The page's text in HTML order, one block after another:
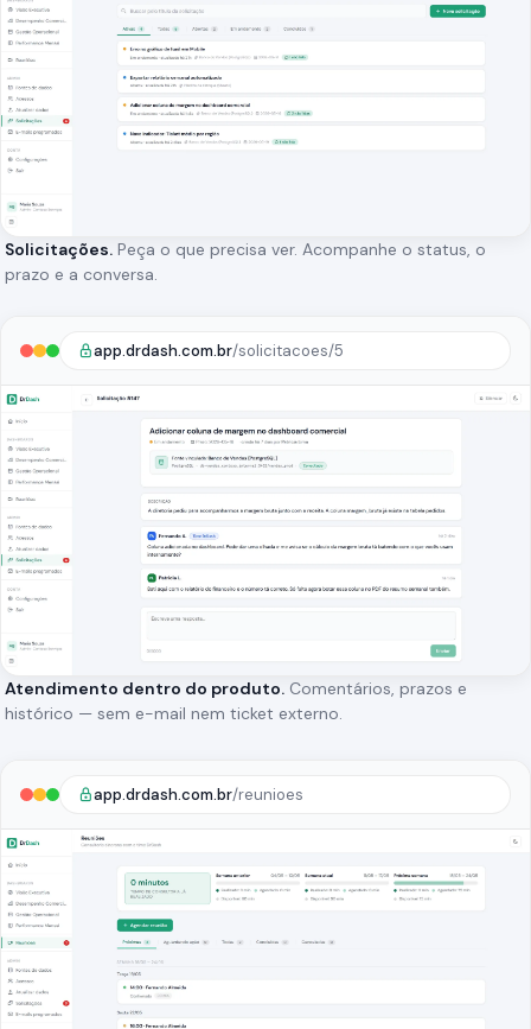
Solicitações. Peça o que precisa ver. Acompanhe o status, o
prazo e a conversa.
app.drdash.com.br/solicitacoes/5
Atendimento dentro do produto. Comentários, prazos e
histórico — sem e-mail nem ticket externo.
app.drdash.com.br/reunioes